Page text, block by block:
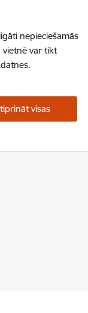
nepieciešamās
vietnē var tikt
visas